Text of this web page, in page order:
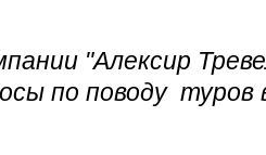
"Алексир
по поводу туров